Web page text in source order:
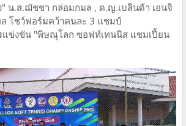
น.ส.ฌัชชา กล่อมกมล , ด.ญ.เบลินด้า เอนจิ
โชว์ฟอร์มคว้าคนละ 3 แชมป์
แข่งขัน "พิษณุโลก ซอฟท์เทนนิส แชมเปี้ยน